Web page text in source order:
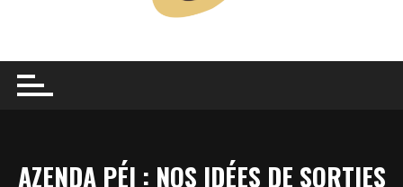
AZENDA PÉI : NOS IDÉES DE SORTIES